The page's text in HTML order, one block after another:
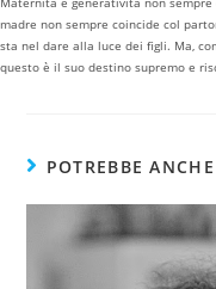
madre non sempre coincide col
sta nel dare alla luce dei figli. Ma,
questo è il suo destino supremo e
POTREBBE